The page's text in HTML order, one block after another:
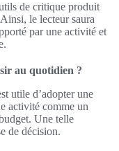
de critique produit
le lecteur saura
par une activité et
au quotidien ?
utile d’adopter une
activité comme un
Une telle
de décision.